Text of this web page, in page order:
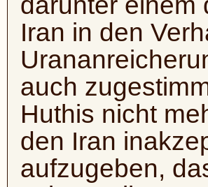
Iran in den
auch
Huthis nicht
den Iran
aufzugeben,